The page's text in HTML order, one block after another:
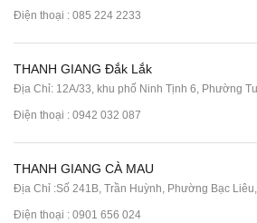
Điện thoại : 085 224 2233
THANH GIANG Đắk Lắk
Địa Chỉ: 12A/33, khu phố Ninh Tịnh 6, Phường
Điện thoại : 0942 032 087
THANH GIANG CÀ MAU
Địa Chỉ :Số 241B, Trần Huỳnh, Phường Bạc
Điện thoại : 0901 656 024